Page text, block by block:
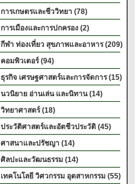
การเกษตรและชีววิทยา (78)
การเมืองและการปกครอง (2)
กีฬา ท่องเที่ยว สุขภาพและอาหาร (209)
คอมพิวเตอร์ (94)
ธุรกิจ เศรษฐศาสตร์และการจัดการ (15)
นวนิยาย อ่านเล่น และนิทาน (14)
วิทยาศาสตร์ (18)
ประวัติศาสตร์และอัตชีวประวัติ (45)
ศาสนาและปรัชญา (14)
ศิลปะและวัฒนธรรม (14)
เทคโนโลยี วิศวกรรม อุตสาหกรรม (55)